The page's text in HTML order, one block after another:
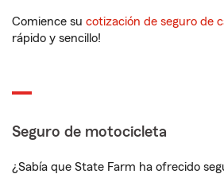
Comience su cotización de seguro de
rápido y sencillo!
Seguro de motocicleta
¿Sabía que State Farm ha ofrecido